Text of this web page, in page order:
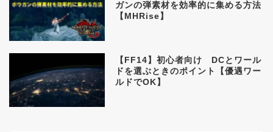
ガンの弾素材を効率的に集める方法
【MHRise】
【FF14】初心者向け DCとワール
ドを選ぶときのポイント【優遇ワー
ルドでOK】